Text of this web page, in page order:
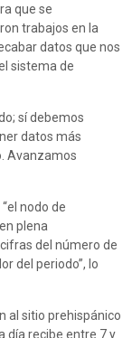
que se
trabajos en la
datos que nos
sistema de
sí debemos
datos más
Avanzamos
nodo de
plena
del número de
del periodo”, lo
al sitio prehispánico
día recibe entre 7 y